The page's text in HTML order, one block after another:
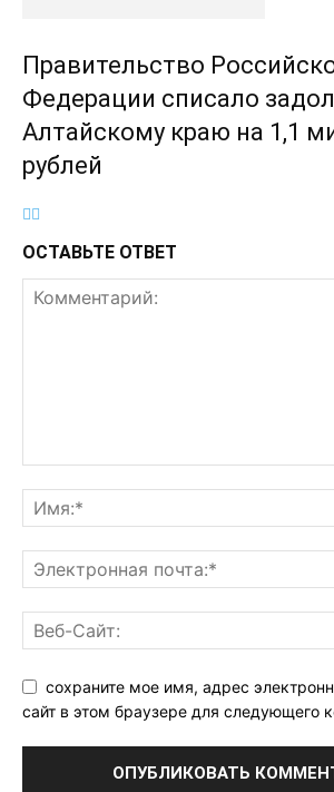
Правительство
Федерации списало
Алтайскому краю на 1,1
рублей
ОСТАВЬТЕ ОТВЕТ
сохраните мое имя, адрес
сайт в этом браузере для следующего